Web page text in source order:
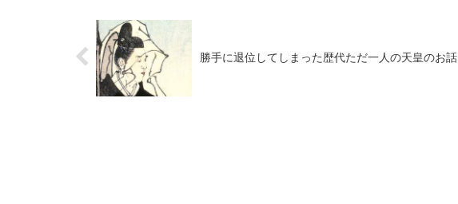
勝手に退位してしまった歴代ただ一人の天皇のお話